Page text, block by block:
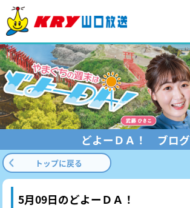
どよーＤＡ！ ブログ
トップに戻る
5月09日のどよーＤＡ！